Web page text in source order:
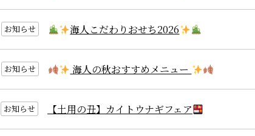
お知らせ 海人こだわりおせち2026
お知らせ 海人の秋おすすめメニュー
お知らせ 【土用の丑】カイトウナギフェア